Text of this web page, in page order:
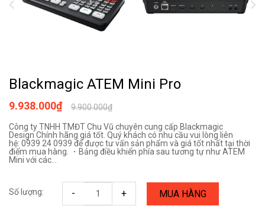
Blackmagic ATEM Mini Pro
9.900.000₫
9.938.000₫
Công ty TNHH TMĐT Chu Vũ chuyên cung cấp Blackmagic
Design Chính hãng giá tốt. Quý khách có nhu cầu vui lòng liên
hệ: 0939 24 0939 để được tư vấn sản phẩm và giá tốt nhất tại thời
điểm mua hàng. ・Bảng điều khiển phía sau tương tự như ATEM
Mini với các...
Số lượng: - + MUA HÀNG